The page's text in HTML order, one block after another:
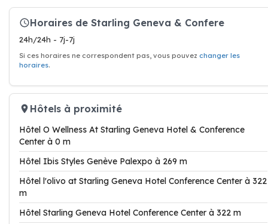
Horaires de Starling Geneva & Confere
24h/24h - 7j-7j
Si ces horaires ne correspondent pas, vous pouvez changer les
horaires.
Hôtels à proximité
Hôtel O Wellness At Starling Geneva Hotel & Conference
Center à 0 m
Hôtel Ibis Styles Genève Palexpo à 269 m
Hôtel l'olivo at Starling Geneva Hotel Conference Center à 322
m
Hôtel Starling Geneva Hotel Conference Center à 322 m